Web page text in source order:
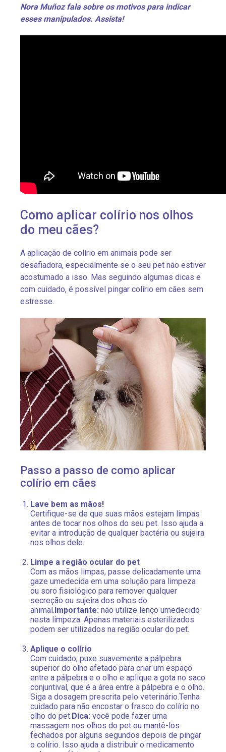
Nora Muñoz fala sobre os motivos para indicar
esses manipulados. Assista!
Como aplicar colírio nos olhos
do meu cães?
A aplicação de colírio em animais pode ser
desafiadora, especialmente se o seu pet não estiver
acostumado a isso. Mas seguindo algumas dicas e
com cuidado, é possível pingar colírio em cães sem
estresse.
Passo a passo de como aplicar
colírio em cães
Lave bem as mãos!
Certifique-se de que suas mãos estejam limpas
antes de tocar nos olhos do seu pet. Isso ajuda a
evitar a introdução de qualquer bactéria ou sujeira
nos olhos dele.
Limpe a região ocular do pet
Com as mãos limpas, passe delicadamente uma
gaze umedecida em uma solução para limpeza
ou soro fisiológico para remover qualquer
secreção ou sujeira dos olhos do
animal.Importante: não utilize lenço umedecido
nesta limpeza. Apenas materiais esterilizados
podem ser utilizados na região ocular do pet.
Aplique o colírio
Com cuidado, puxe suavemente a pálpebra
superior do olho afetado para criar um espaço
entre a pálpebra e o olho e aplique a gota no saco
conjuntival, que é a área entre a pálpebra e o olho.
Siga a dosagem prescrita pelo veterinário.Tenha
cuidado para não encostar o frasco do colírio no
olho do pet.Dica: você pode fazer uma
massagem nos olhos do pet ou mantê-los
fechados por alguns segundos depois de pingar
o colírio. Isso ajuda a distribuir o medicamento